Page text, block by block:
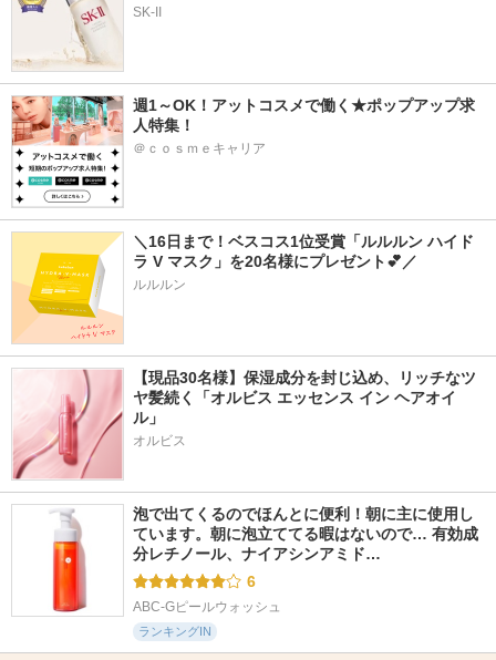
SK-II
週1～OK！アットコスメで働く★ポップアップ求
人特集！
＠ｃｏｓｍｅキャリア
＼16日まで！ベスコス1位受賞「ルルルン ハイド
ラ V マスク」を20名様にプレゼント💕／
ルルルン
【現品30名様】保湿成分を封じ込め、リッチなツ
ヤ髪続く「オルビス エッセンス イン ヘアオイ
ル」
オルビス
泡で出てくるのでほんとに便利！朝に主に使用し
ています。朝に泡立ててる暇はないので… 有効成
分レチノール、ナイアシンアミド…
6
ABC-Gピールウォッシュ
ランキングIN